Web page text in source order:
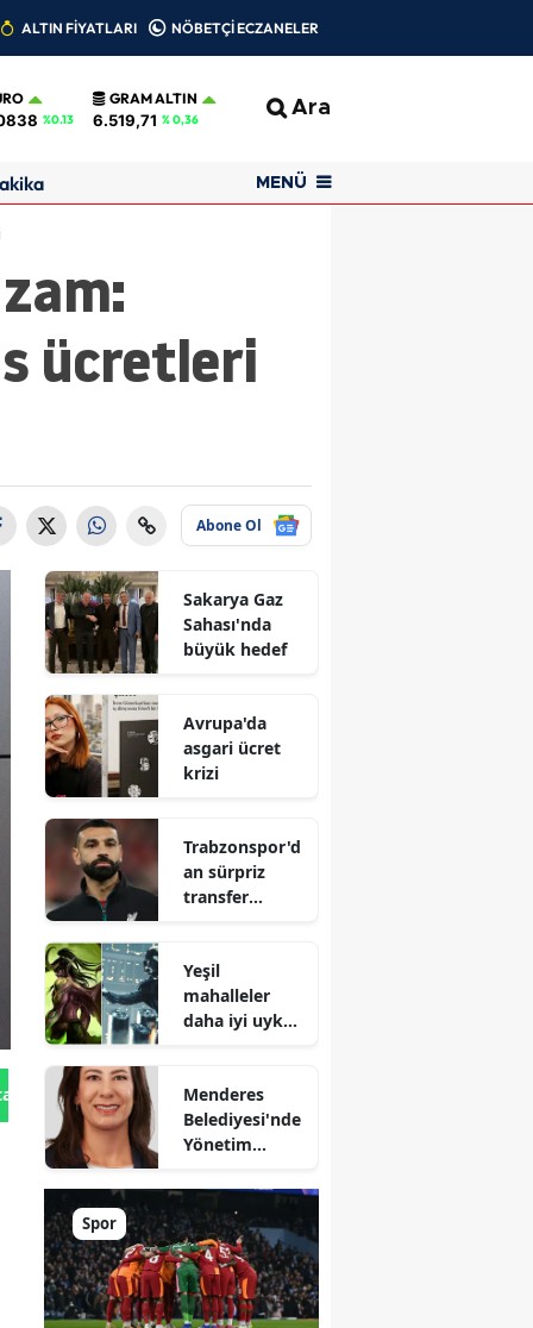
ALTIN FİYATLARI NÖBETÇİ ECZANELER
%0.13
GRAM ALTIN
6.519,71 % 0,36 Ara
MENÜ
ücretleri
Abone Ol
Gönder
Sakarya Gaz
Sahası'nda
büyük hedef
Avrupa'da
asgari ücret
krizi
Trabzonspor'd
an sürpriz
transfer
Yeşil
mahalleler
daha iyi uyku
Menderes
Belediyesi'nde
Yönetim
Spor